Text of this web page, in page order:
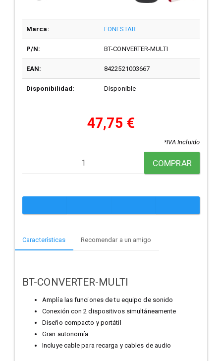
Marca: FONESTAR
P/N: BT-CONVERTER-MULTI
EAN: 8422521003667
Disponibilidad: Disponible
47,75 €
*IVA Incluido
COMPRAR
Características Recomendar a un amigo
BT-CONVERTER-MULTI
Amplía las funciones de tu equipo de sonido
Conexión con 2 dispositivos simultáneamente
Diseño compacto y portátil
Gran autonomía
Incluye cable para recarga y cables de audio